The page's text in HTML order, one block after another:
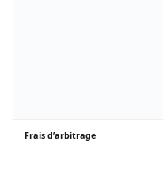
Frais d’arbitrage